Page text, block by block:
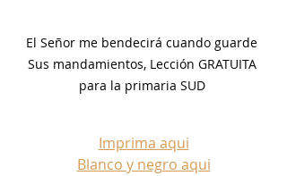
El Señor me bendecirá cuando guarde
Sus mandamientos, Lección GRATUITA
para la primaria SUD
Imprima aqui
Blanco y negro aqui